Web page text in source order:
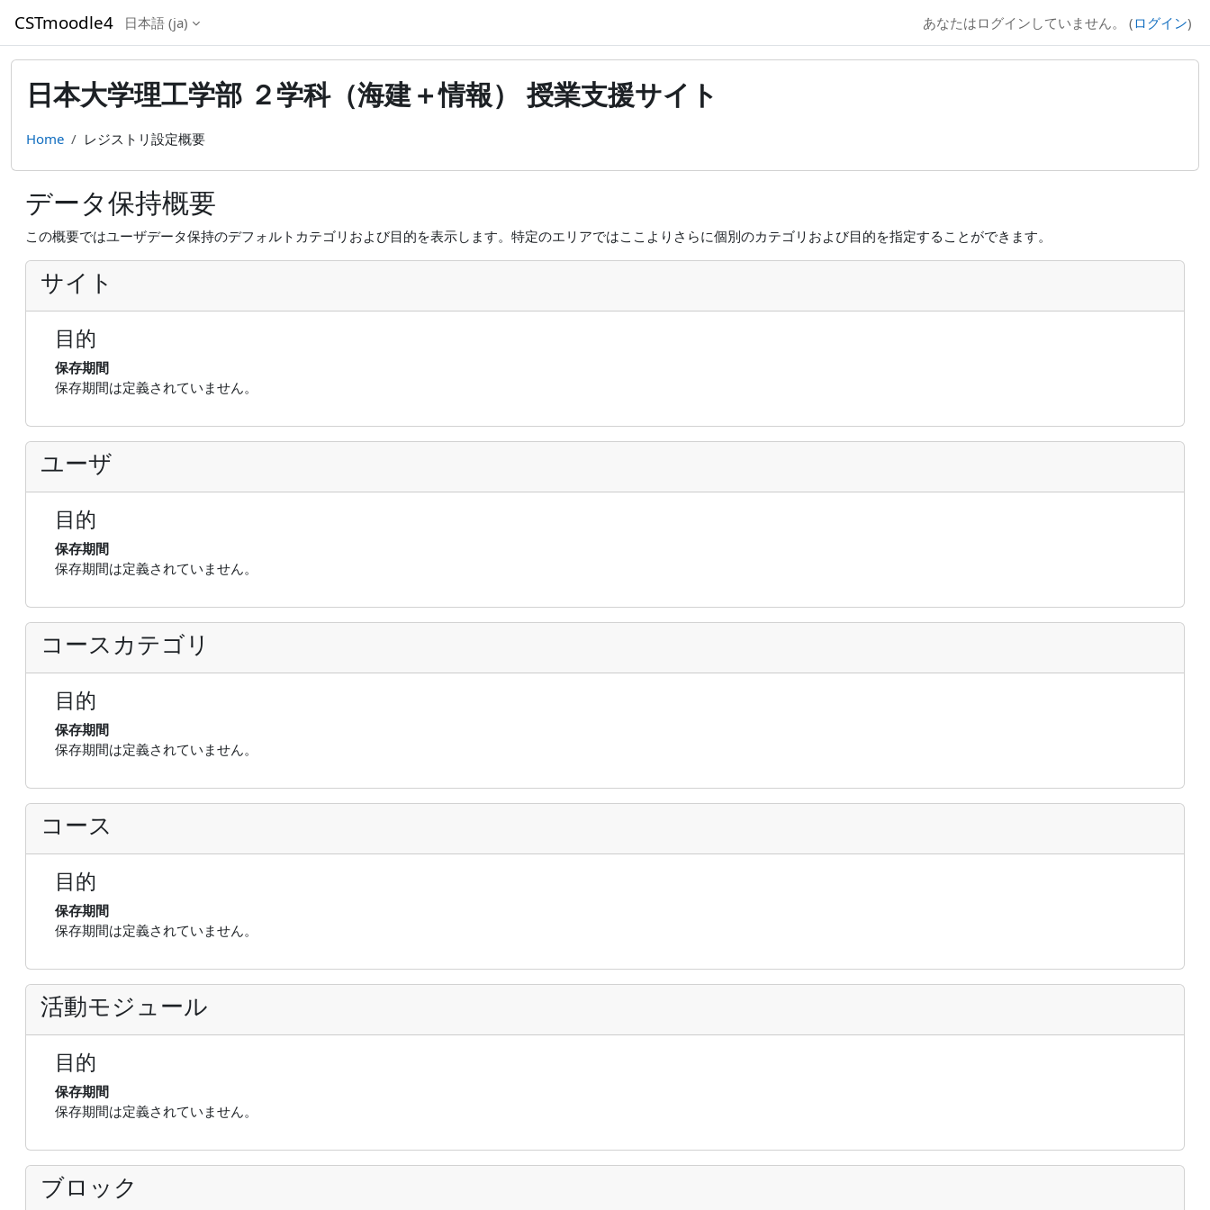
CSTmoodle4 日本語 ‎(ja)‎ あなたはログインしていません。 (ログイン)
日本大学理工学部 ２学科（海建＋情報） 授業支援サイト
Home レジストリ設定概要
データ保持概要
この概要ではユーザデータ保持のデフォルトカテゴリおよび目的を表示します。特定のエリアではここよりさらに個別のカテゴリおよび目的を指定することができます。
サイト
目的
保存期間
保存期間は定義されていません。
ユーザ
目的
保存期間
保存期間は定義されていません。
コースカテゴリ
目的
保存期間
保存期間は定義されていません。
コース
目的
保存期間
保存期間は定義されていません。
活動モジュール
目的
保存期間
保存期間は定義されていません。
ブロック